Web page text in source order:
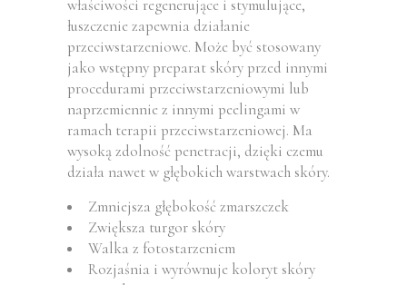
właściwości regenerujące i stymulujące,
łuszczenie zapewnia działanie
przeciwstarzeniowe. Może być stosowany
jako wstępny preparat skóry przed innymi
procedurami przeciwstarzeniowymi lub
naprzemiennie z innymi peelingami w
ramach terapii przeciwstarzeniowej. Ma
wysoką zdolność penetracji, dzięki czemu
działa nawet w głębokich warstwach skóry.
Zmniejsza głębokość zmarszczek
Zwiększa turgor skóry
Walka z fotostarzeniem
Rozjaśnia i wyrównuje koloryt skóry